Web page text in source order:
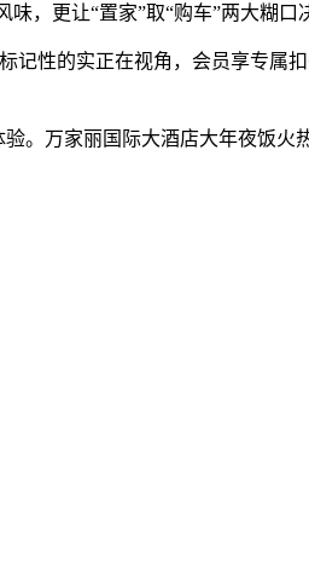
，更让“置家”取“购车”两大糊口
性的实正在视角，会员享专属
万家丽国际大酒店大年夜饭火